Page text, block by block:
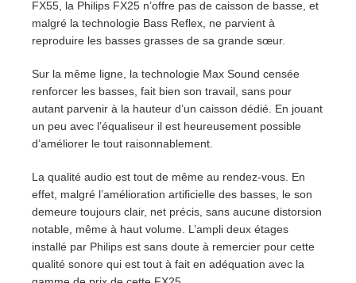
FX55, la Philips FX25 n’offre pas de caisson de basse, et
malgré la technologie Bass Reflex, ne parvient à
reproduire les basses grasses de sa grande sœur.
Sur la même ligne, la technologie Max Sound censée
renforcer les basses, fait bien son travail, sans pour
autant parvenir à la hauteur d’un caisson dédié. En jouant
un peu avec l’équaliseur il est heureusement possible
d’améliorer le tout raisonnablement.
La qualité audio est tout de même au rendez-vous. En
effet, malgré l’amélioration artificielle des basses, le son
demeure toujours clair, net précis, sans aucune distorsion
notable, même à haut volume. L’ampli deux étages
installé par Philips est sans doute à remercier pour cette
qualité sonore qui est tout à fait en adéquation avec la